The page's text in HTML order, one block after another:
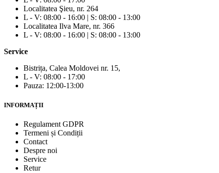
Localitatea Şieu, nr. 264
L - V: 08:00 - 16:00 | S: 08:00 - 13:00
Localitatea Ilva Mare, nr. 366
L - V: 08:00 - 16:00 | S: 08:00 - 13:00
Service
Bistrița, Calea Moldovei nr. 15,
L - V: 08:00 - 17:00
Pauza: 12:00-13:00
INFORMAȚII
Regulament GDPR
Termeni și Condiții
Contact
Despre noi
Service
Retur